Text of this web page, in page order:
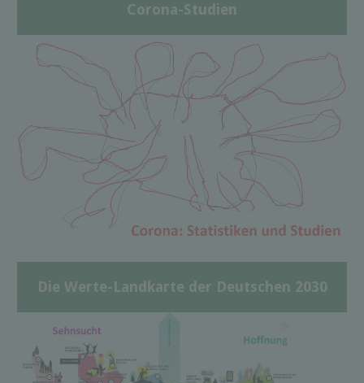
Corona-Studien
Die Werte-Landkarte der Deutschen 2030